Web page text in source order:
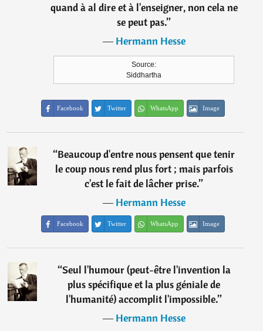
quand à al dire et à l'enseigner, non cela ne
se peut pas.”
―Hermann Hesse
Source:
Siddhartha
Facebook Twitter WhatsApp Image
“Beaucoup d'entre nous pensent que tenir
le coup nous rend plus fort ; mais parfois
c'est le fait de lâcher prise.”
―Hermann Hesse
Facebook Twitter WhatsApp Image
“Seul l'humour (peut-être l'invention la
plus spécifique et la plus géniale de
l'humanité) accomplit l'impossible.”
―Hermann Hesse